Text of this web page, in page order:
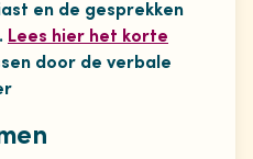
en de gesprekken
Lees hier het korte
door de verbale